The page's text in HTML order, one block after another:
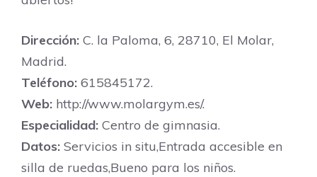
Dirección: C. la Paloma, 6, 28710, El Molar,
Madrid.
Teléfono: 615845172.
Web: http://www.molargym.es/.
Especialidad: Centro de gimnasia.
Datos: Servicios in situ,Entrada accesible en
silla de ruedas,Bueno para los niños.